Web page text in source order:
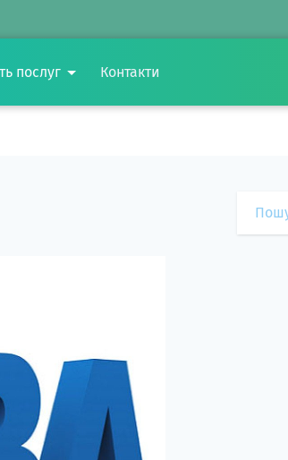
послуг Контакти